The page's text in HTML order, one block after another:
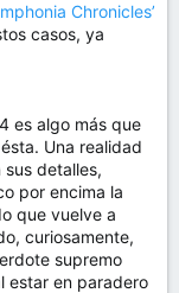
Chronicles’
casos, ya
es algo más que
Una realidad
detalles,
por encima la
que vuelve a
curiosamente,
supremo
estar en paradero